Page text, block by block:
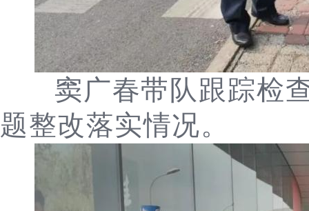
窦广春带队跟踪检
题整改落实情况。